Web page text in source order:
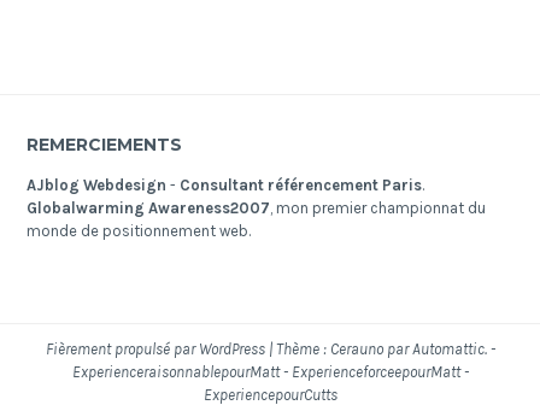
REMERCIEMENTS
AJblog Webdesign - Consultant référencement Paris.
Globalwarming Awareness2007 , mon premier championnat du
monde de positionnement web.
Fièrement propulsé par WordPress | Thème : Cerauno par Automattic. -
ExperienceraisonnablepourMatt- ExperienceforceepourMatt-
ExperiencepourCutts